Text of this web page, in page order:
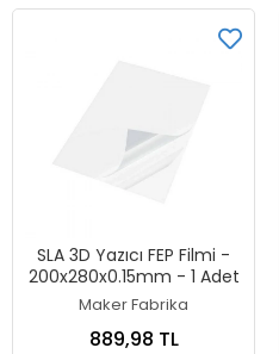
SLA 3D Yazıcı FEP Filmi -
200x280x0.15mm - 1 Adet
Maker Fabrika
889,98 TL